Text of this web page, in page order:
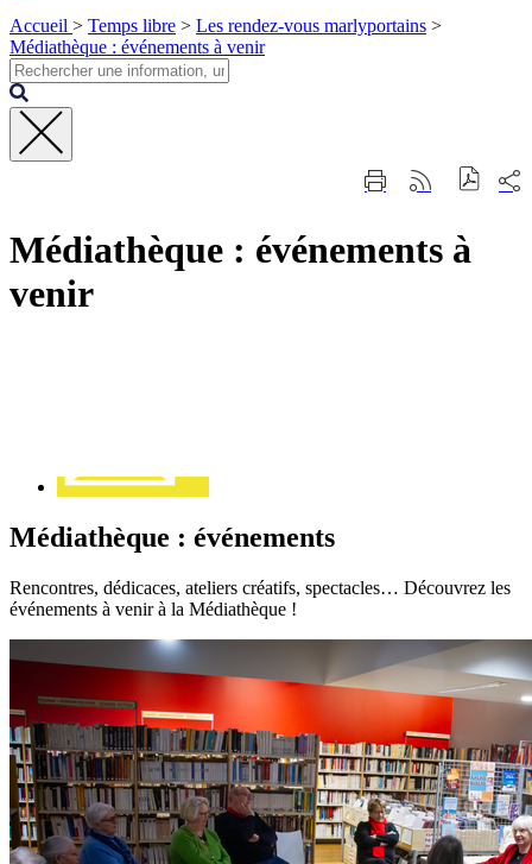
Accueil > Temps libre > Les rendez-vous marlyportains >
Médiathèque : événements à venir
Fermer
ImprimerGénérer
RSS
sur
Médiathèque : événements à
venir
Médiathèque : événements
Rencontres, dédicaces, ateliers créatifs, spectacles… Découvrez les
événements à venir à la Médiathèque !